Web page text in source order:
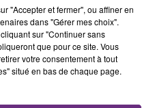
"Accepter et fermer", ou affiner en
dans "Gérer mes choix".
sur "Continuer sans
que pour ce site. Vous
votre consentement à tout
situé en bas de chaque page.